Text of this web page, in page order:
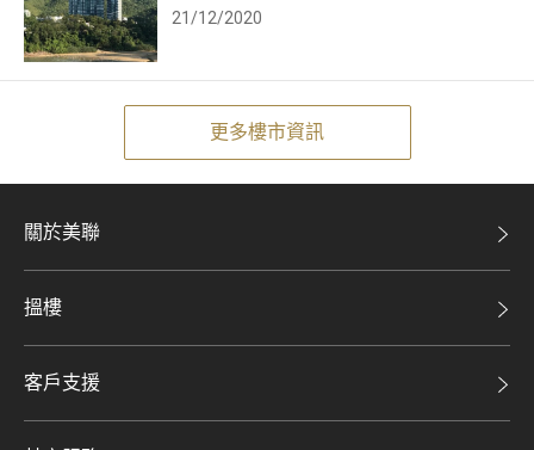
更多樓市資訊
21/12/2020
關於美聯
美聯集團
集團動態
人才招募
搵樓
二手盤
客戶支援
自助放盤